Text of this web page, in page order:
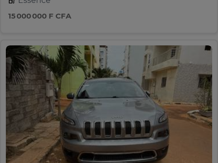
15 000 000 F CFA